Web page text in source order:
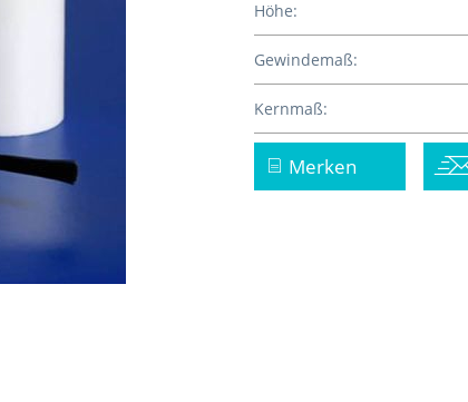
Höhe:
Gewindemaß:
Kernmaß:
Merken